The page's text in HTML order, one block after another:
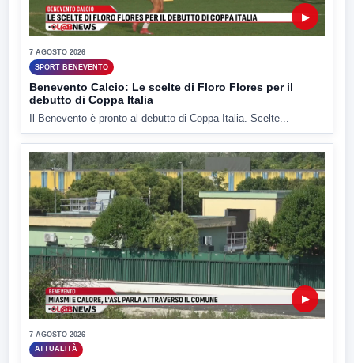
▶
7 AGOSTO 2026
SPORT BENEVENTO
Benevento Calcio: Le scelte di Floro Flores per il
debutto di Coppa Italia
Il Benevento è pronto al debutto di Coppa Italia. Scelte...
▶
7 AGOSTO 2026
ATTUALITÀ